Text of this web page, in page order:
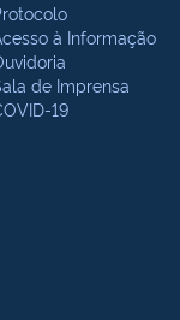
à Informação
de Imprensa
19